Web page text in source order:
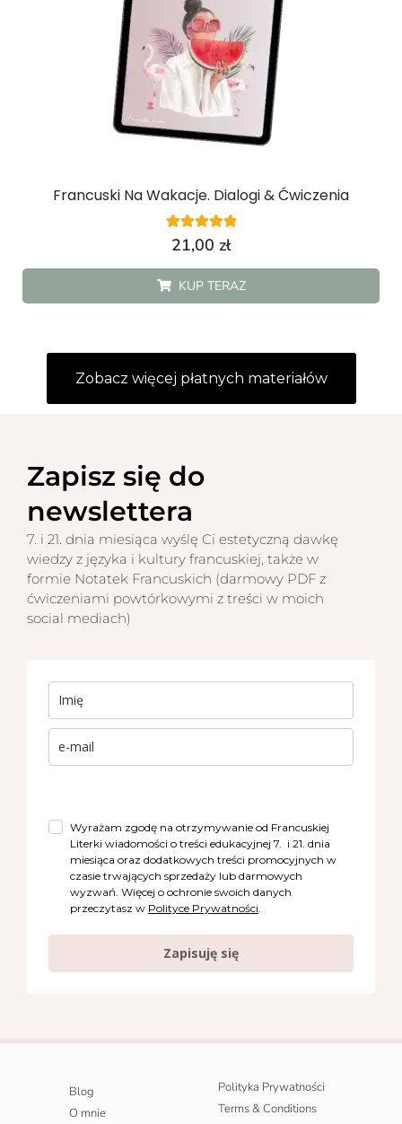
Francuski Na Wakacje. Dialogi & Ćwiczenia
Oceniony
5.00
oceny klienta
21,00 zł
KUP TERAZ
Zobacz więcej płatnych materiałów
Zapisz się do
newslettera
7. i 21. dnia miesiąca wyślę Ci estetyczną dawkę
wiedzy z języka i kultury francuskiej, także w
formie Notatek Francuskich (darmowy PDF z
ćwiczeniami powtórkowymi z treści w moich
social mediach)
Wyrażam zgodę na otrzymywanie od Francuskiej
Literki wiadomości o treści edukacyjnej 7. i 21. dnia
miesiąca oraz dodatkowych treści promocyjnych w
czasie trwających sprzedaży lub darmowych
wyzwań. Więcej o ochronie swoich danych
przeczytasz w Polityce Prywatności
Zapisuję się
Blog
O mnie
Polityka Prywatności
Terms & Conditions